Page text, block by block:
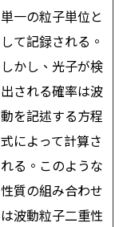
単一の粒子単位と
して記録される。
しかし、光子が検
出される確率は波
動を記述する方程
式によって計算さ
れる。このような
性質の組み合わせ
は波動粒子二重性